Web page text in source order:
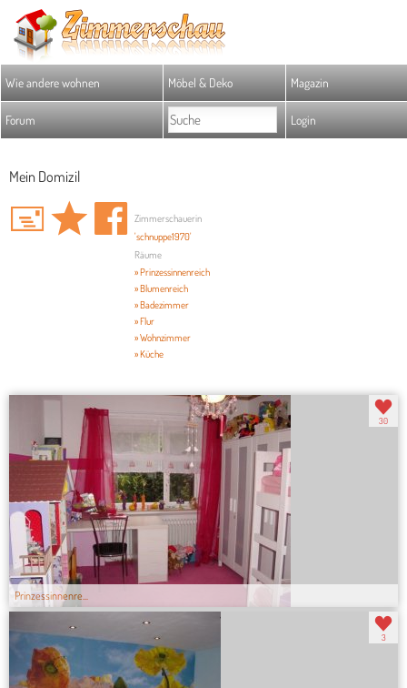
Wie andere wohnen Möbel & Deko Magazin
Forum Login
Mein Domizil
Zimmerschauerin
'schnuppe1970'
Räume
» Prinzessinnenreich
» Blumenreich
» Badezimmer
» Flur
» Wohnzimmer
» Küche
Prinzessinnenre...
30
3